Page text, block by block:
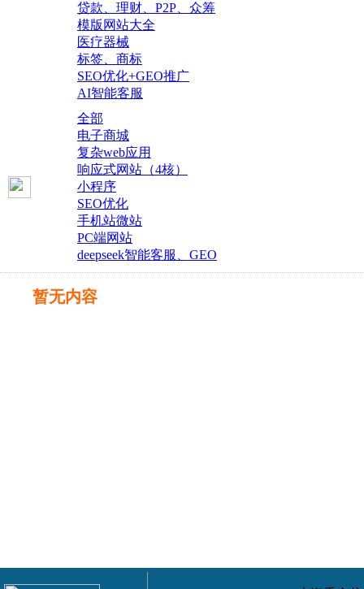
贷款、理财、P2P、众筹
模版网站大全
医疗器械
标签、商标
SEO优化+GEO推广
AI智能客服
全部
电子商城
复杂web应用
响应式网站（4核）
小程序
SEO优化
手机站微站
PC端网站
deepseek智能客服、GEO
暂无内容